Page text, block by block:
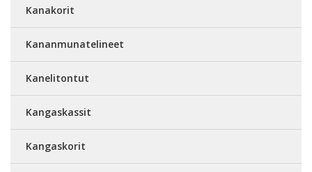
Kanakorit
Kananmunatelineet
Kanelitontut
Kangaskassit
Kangaskorit